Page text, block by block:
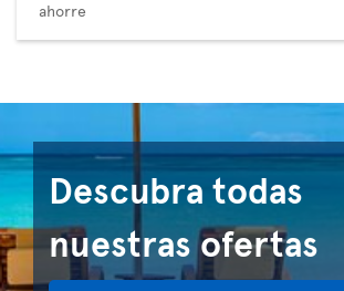
ahorre
Descubra todas
nuestras ofertas